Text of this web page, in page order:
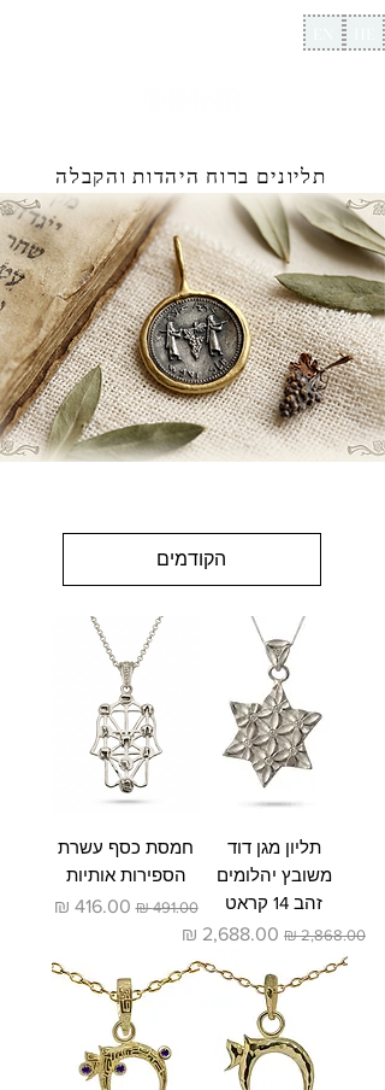
תליונים ברוח היהדות והקבלה
הקודמים
תליון מגן דוד
משובץ יהלומים
זהב 14 קראט
מחיר רגיל מחיר מבצע
חמסת כסף עשרת
הספירות אותיות
מחיר רגיל‏491.00 ‏₪ מחיר מבצע